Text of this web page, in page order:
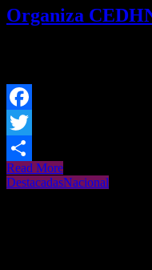
Organiza
Facebook
Twitter
Share
Read More
DestacadasNacional